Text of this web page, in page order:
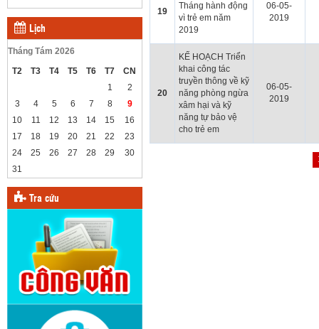
Lịch
Tháng Tám 2026
T2
T3 T4 T5 T6 T7
CN
1
2
3
4 5 6 7 8
9
10
11 12 13 14 15
16
17
18 19 20 21 22
23
24
25 26 27 28 29
30
31
Tra cứu
19
Tháng hành động
vì trẻ em năm
2019
06-05-
2019
20
KẾ HOẠCH Triển
khai công tác
truyền thông về kỹ
năng phòng ngừa
xâm hại và kỹ
năng tự bảo vệ
cho trẻ em
06-05-
2019